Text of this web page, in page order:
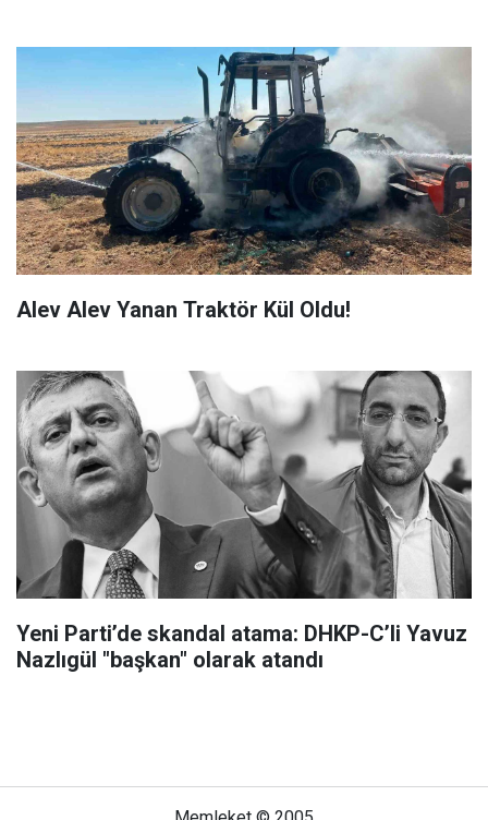
Alev Alev Yanan Traktör Kül Oldu!
Yeni Parti’de skandal atama: DHKP-C’li Yavuz
Nazlıgül "başkan" olarak atandı